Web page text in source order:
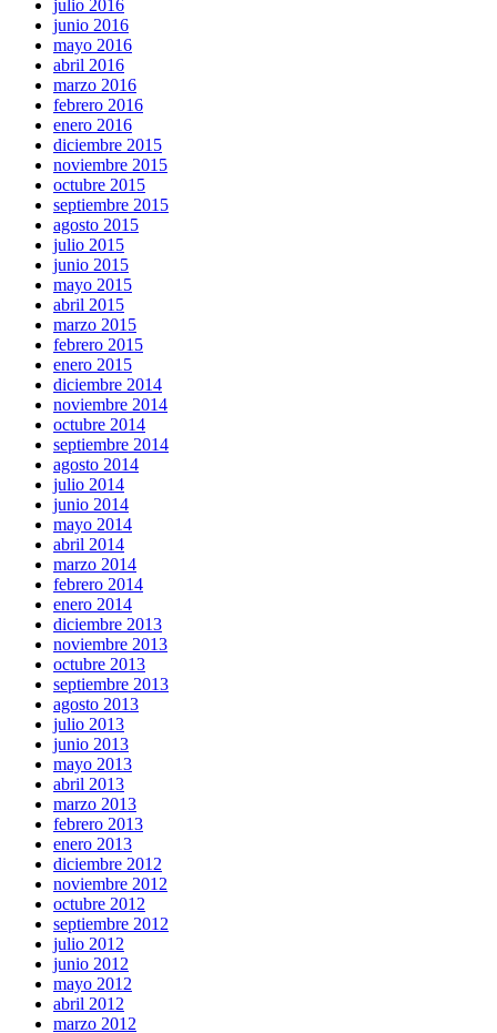
julio 2016
junio 2016
mayo 2016
abril 2016
marzo 2016
febrero 2016
enero 2016
diciembre 2015
noviembre 2015
octubre 2015
septiembre 2015
agosto 2015
julio 2015
junio 2015
mayo 2015
abril 2015
marzo 2015
febrero 2015
enero 2015
diciembre 2014
noviembre 2014
octubre 2014
septiembre 2014
agosto 2014
julio 2014
junio 2014
mayo 2014
abril 2014
marzo 2014
febrero 2014
enero 2014
diciembre 2013
noviembre 2013
octubre 2013
septiembre 2013
agosto 2013
julio 2013
junio 2013
mayo 2013
abril 2013
marzo 2013
febrero 2013
enero 2013
diciembre 2012
noviembre 2012
octubre 2012
septiembre 2012
julio 2012
junio 2012
mayo 2012
abril 2012
marzo 2012